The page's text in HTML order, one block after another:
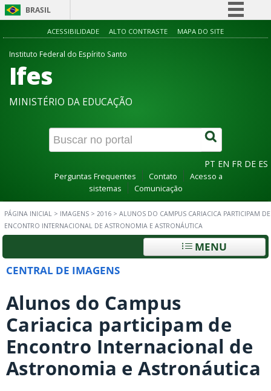
BRASIL
Simplifique!
Canais
ACESSIBILIDADE ALTO CONTRASTE MAPA DO SITE
Instituto Federal do Espírito Santo
Ifes
MINISTÉRIO DA EDUCAÇÃO
PT EN FR DE ES
Perguntas Frequentes Contato
Acesso a
sistemas
Comunicação
PÁGINA INICIAL > IMAGENS > 2016 > ALUNOS DO CAMPUS CARIACICA PARTICIPAM DE
ENCONTRO INTERNACIONAL DE ASTRONOMIA E ASTRONÁUTICA
MENU
CENTRAL DE IMAGENS
Alunos do Campus
Cariacica participam de
Encontro Internacional de
Astronomia e Astronáutica